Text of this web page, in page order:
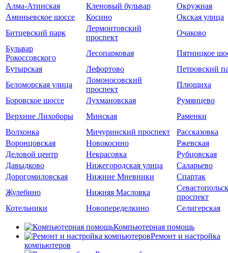
Алма-Атинская Кленовый бульвар
Окружная
Аминьевское шоссе
Косино
Окская улица
Битцевский парк
Лермонтовский
проспект
Очаково
Бульвар
Рокоссовского
Лесопарковая
Пятницкое
Бутырская
Лефортово
Петровский
Беломорская улица
Ломоносовский
проспект
Плющиха
Боровское шоссе
Лухмановская
Румянцево
Верхние Лихоборы
Минская
Раменки
Волхонка
Мичуринский проспект
Рассказовка
Воронцовская
Новокосино
Ржевская
Деловой центр
Некрасовка
Рубцовская
Давыдково
Нижегородская улица
Саларьево
Дорогомиловская
Нижние Мневники
Спартак
Жулебино
Нижняя Масловка
проспект
Котельники
Новопеределкино Селигерская
Компьютерная помощь
Ремонт и настройка
компьютеров